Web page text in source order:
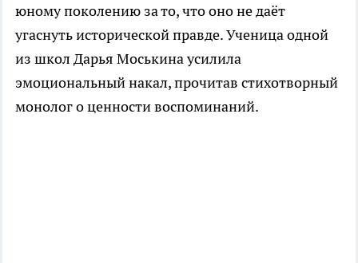
юному поколению за то, что оно не даёт
угаснуть исторической правде. Ученица одной
из школ Дарья Моськина усилила
эмоциональный накал, прочитав стихотворный
монолог о ценности воспоминаний.